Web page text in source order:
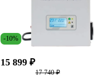
-10%
15 899 ₽
17 740 ₽